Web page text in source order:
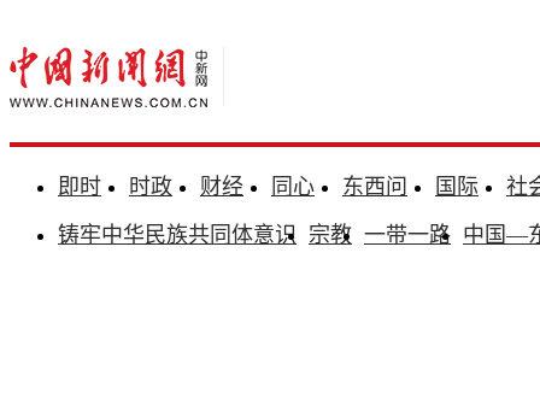
即时 时政 财经 同心 东西问 国际
社
铸牢中华民族共同体意识 宗教 一带一路 中国—